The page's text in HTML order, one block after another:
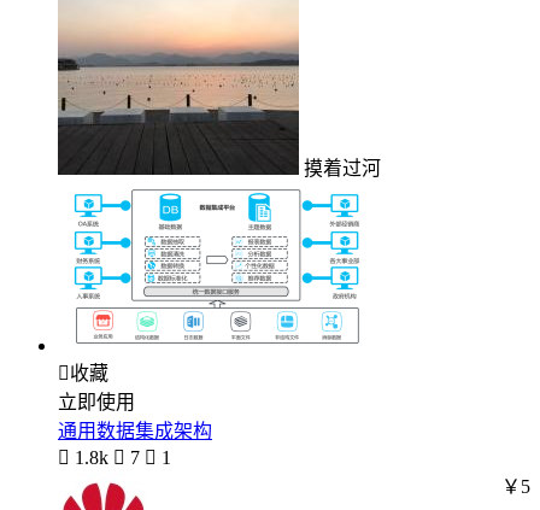
摸着过河
收藏
立即使用
通用数据集成架构
 1.8k  7  1
￥5